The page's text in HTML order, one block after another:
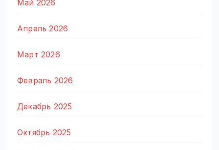
Май 2026
Апрель 2026
Март 2026
Февраль 2026
Декабрь 2025
Октябрь 2025